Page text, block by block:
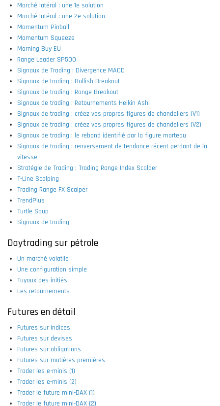
Marché latéral : une 1e solution
Marché latéral : une 2e solution
Momentum Pinball
Momentum Squeeze
Morning Buy EU
Range Leader SP500
Signaux de Trading : Divergence MACD
Signaux de trading : Bullish Breakout
Signaux de trading : Range Breakout
Signaux de trading : Retournements Heikin Ashi
Signaux de trading : créez vos propres figures de chandeliers (V1)
Signaux de trading : créez vos propres figures de chandeliers (V2)
Signaux de trading : le rebond identifié par la figure marteau
Signaux de trading : renversement de tendance récent perdant de la
vitesse
Stratégie de Trading : Trading Range Index Scalper
T-Line Scalping
Trading Range FX Scalper
TrendPlus
Turtle Soup
Signaux de trading
Daytrading sur pétrole
Un marché volatile
Une configuration simple
Tuyaux des initiés
Les retournements
Futures en détail
Futures sur indices
Futures sur devises
Futures sur obligations
Futures sur matières premières
Trader les e-minis (1)
Trader les e-minis (2)
Trader le future mini-DAX (1)
Trader le future mini-DAX (2)